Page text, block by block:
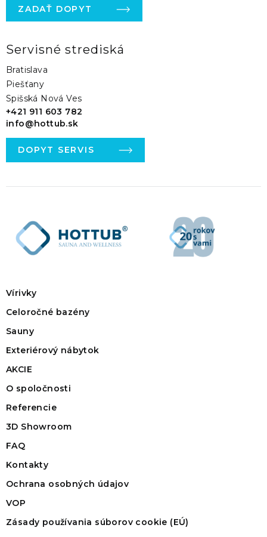
ZADAŤ DOPYT
Servisné strediská
Bratislava
Piešťany
Spišská Nová Ves
+421 911 603 782
info@hottub.sk
DOPYT SERVIS
Vírivky
Celoročné bazény
Sauny
Exteriérový nábytok
AKCIE
O spoločnosti
Referencie
3D Showroom
FAQ
Kontakty
Ochrana osobných údajov
VOP
Zásady používania súborov cookie (EÚ)